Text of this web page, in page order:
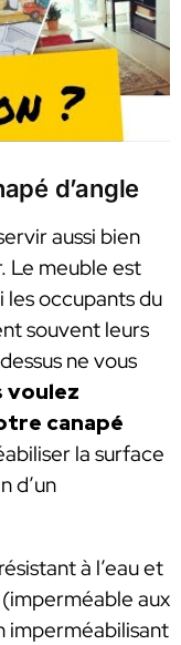
d’angle
aussi bien
Le meuble est
les occupants du
souvent leurs
ne vous
voulez
canapé
la surface
d’un
à l’eau et
aux
imperméabilisant